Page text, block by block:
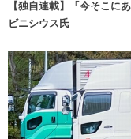
【独自連載】「今そこに
ビニシウス氏